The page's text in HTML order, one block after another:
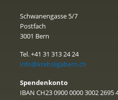
Schwanengasse 5/7
Postfach
3001 Bern
Tel. +41 31 313 24 24
info@krebsligabern.ch
Spendenkonto
IBAN CH23 0900 0000 3002 2695